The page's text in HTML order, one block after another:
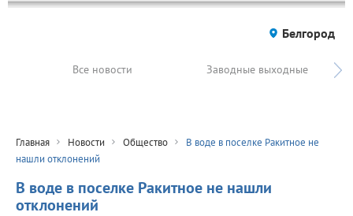
Белгород
Все новости Заводные выходные
Главная Новости Общество
В воде в поселке Ракитное не
нашли отклонений
В воде в поселке Ракитное не нашли
отклонений